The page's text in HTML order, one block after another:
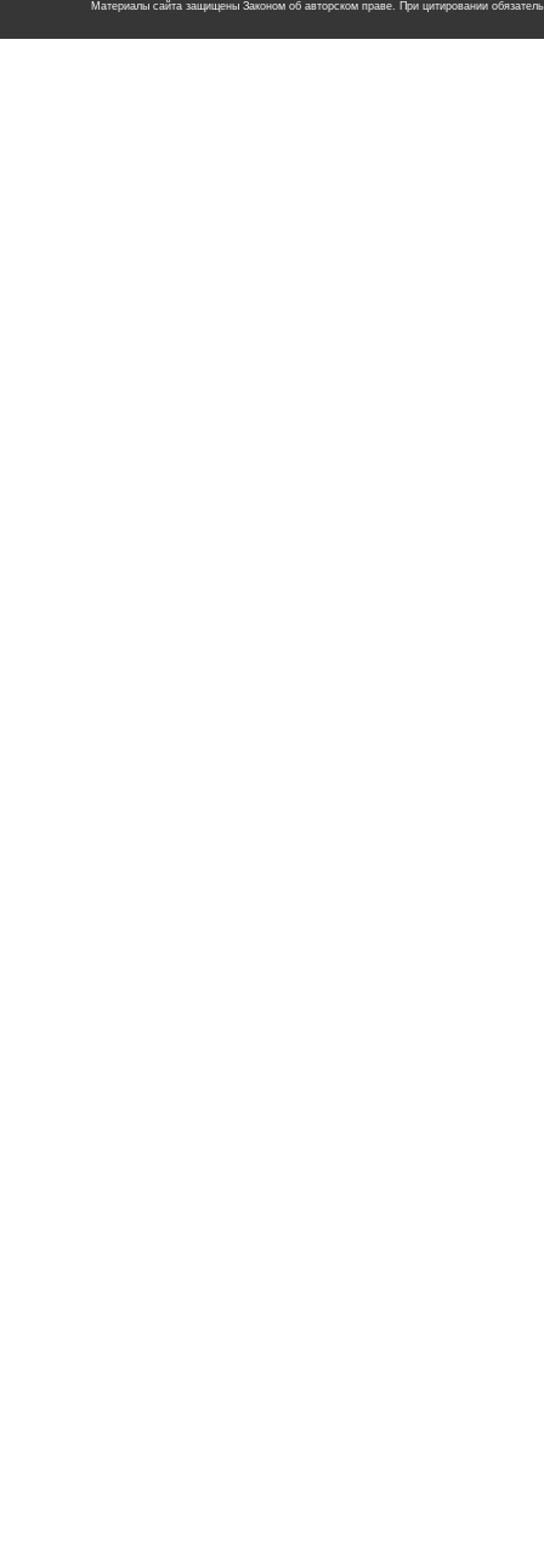
Материалы сайта защищены Законом об авторском праве. При цитировании